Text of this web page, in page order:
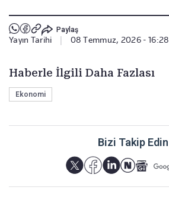
Paylaş
Yayın Tarihi 08 Temmuz, 2026 - 16:28
Haberle İlgili Daha Fazlası
Ekonomi
Bizi Takip Edin